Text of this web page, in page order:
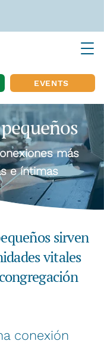
EVENTS
más
e íntimas
sirven
vitales
conexión